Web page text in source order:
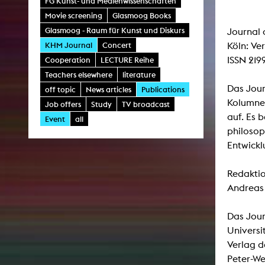
Movie screening
Glasmoog Books
Glasmoog - Raum für Kunst und Diskurs
KHM Journal
Concert
Cooperation
LECTURE Reihe
Teachers elsewhere
literature
off topic
News articles
Publications
Job offers
Study
TV broadcast
Event
all
Journal
Köln:
ISSN
Das
auf. Es
Das
Verlag
Peter-
ARCHIVE
Artistic work students
KHM Research
KHM Rundgänge
Schreiben, was kommt
Photoszene an der KHM